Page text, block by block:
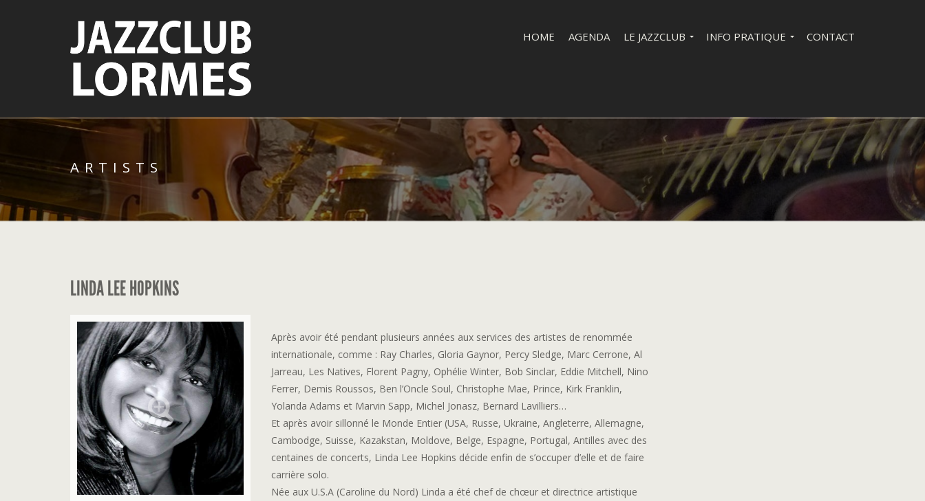
HOME AGENDA LE JAZZCLUB INFO PRATIQUE CONTACT
ARTISTS
LINDA LEE HOPKINS
Après avoir été pendant plusieurs années aux services des artistes de renommée
internationale, comme : Ray Charles, Gloria Gaynor, Percy Sledge, Marc Cerrone, Al
Jarreau, Les Natives, Florent Pagny, Ophélie Winter, Bob Sinclar, Eddie Mitchell, Nino
Ferrer, Demis Roussos, Ben l’Oncle Soul, Christophe Mae, Prince, Kirk Franklin,
Yolanda Adams et Marvin Sapp, Michel Jonasz, Bernard Lavilliers…
Et après avoir sillonné le Monde Entier (USA, Russe, Ukraine, Angleterre, Allemagne,
Cambodge, Suisse, Kazakstan, Moldove, Belge, Espagne, Portugal, Antilles avec des
centaines de concerts, Linda Lee Hopkins décide enfin de s’occuper d’elle et de faire
carrière solo.
Née aux U.S.A (Caroline du Nord) Linda a été chef de chœur et directrice artistique